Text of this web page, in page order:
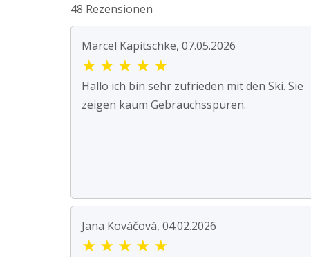
48 Rezensionen
Marcel Kapitschke, 07.05.2026
★ ★ ★ ★ ★
Hallo ich bin sehr zufrieden mit den Ski. Sie
zeigen kaum Gebrauchsspuren.
Jana Kováčová, 04.02.2026
★ ★ ★ ★ ★